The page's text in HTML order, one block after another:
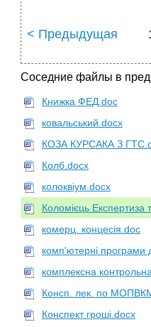
< Предыдущая
Соседние файлы в
Книжка ФЕД.doc
ковальський.docx
КОЗА КУРСАКА З
Колб.docx
колоквіум.docx
Коломієць Експертиза
комерц. концесія.doc
комп'ютерні програми
комплексна
Консп. лек. по
Конспект гроші.docx